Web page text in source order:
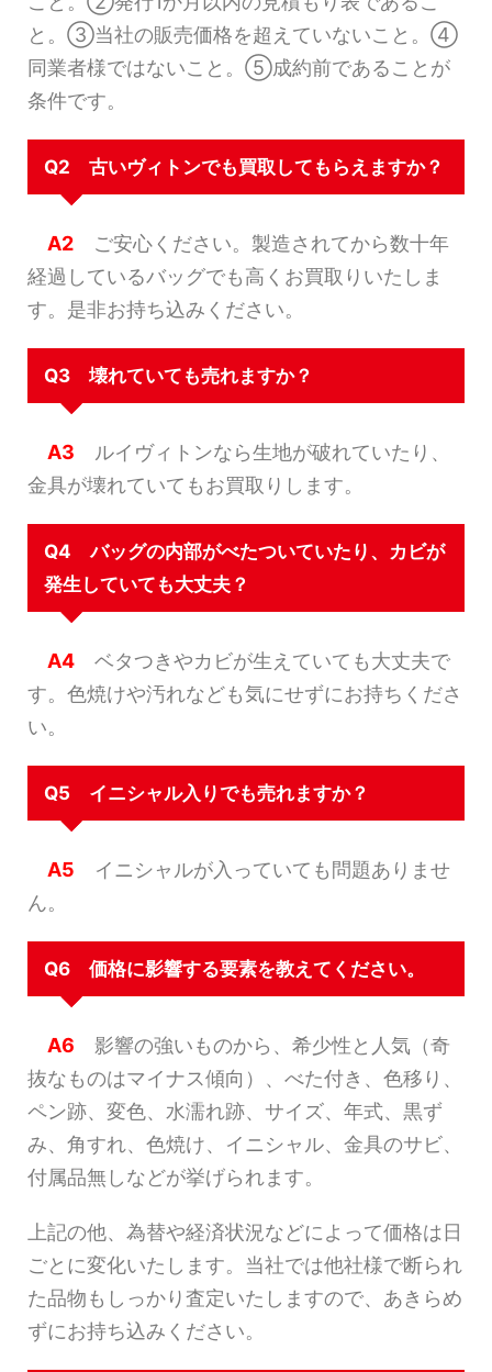
と。③当社の販売価格を超えていないこと。④
同業者様ではないこと。⑤成約前であることが
条件です。
Q2 古いヴィトンでも買取してもらえますか？
A2 ご安心ください。製造されてから数十年
経過しているバッグでも高くお買取りいたしま
す。是非お持ち込みください。
Q3 壊れていても売れますか？
A3 ルイヴィトンなら生地が破れていたり、
金具が壊れていてもお買取りします。
Q4 バッグの内部がべたついていたり、カビが
発生していても大丈夫？
A4 ベタつきやカビが生えていても大丈夫で
す。色焼けや汚れなども気にせずにお持ちくださ
い。
Q5 イニシャル入りでも売れますか？
A5 イニシャルが入っていても問題ありませ
ん。
Q6 価格に影響する要素を教えてください。
A6 影響の強いものから、希少性と人気（奇
抜なものはマイナス傾向）、べた付き、色移り、
ペン跡、変色、水濡れ跡、サイズ、年式、黒ず
み、角すれ、色焼け、イニシャル、金具のサビ、
付属品無しなどが挙げられます。
上記の他、為替や経済状況などによって価格は日
ごとに変化いたします。当社では他社様で断られ
た品物もしっかり査定いたしますので、あきらめ
ずにお持ち込みください。